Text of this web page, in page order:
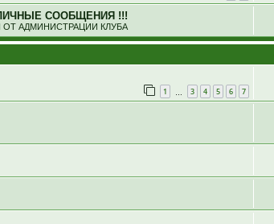
СООБЩЕНИЯ !!!
АДМИНИСТРАЦИИ КЛУБА
1 3 4 5 6 7